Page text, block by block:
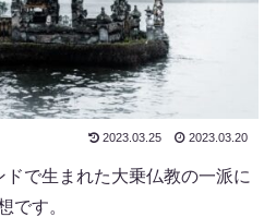
2023.03.25 2023.03.20
ドで生まれた大乗仏教の一派に
です。